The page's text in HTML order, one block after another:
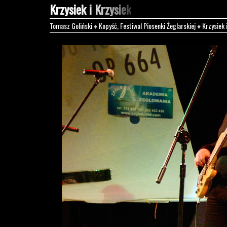
Krzysiek i Krzysiek
Tomasz Goliński♦Kopyść, Festiwal Piosenki Żeglarskiej♦Krzysiek